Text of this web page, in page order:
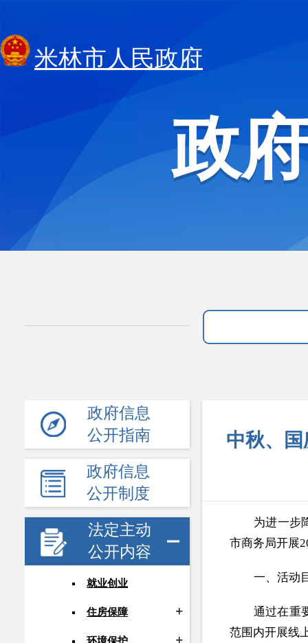
米林市人民政府
政
政府信息
公开指南
政府信息
公开制度
法定主动
公开内容
就业创业
住房保障
中秋、
为进一步
市商务局开展
一、活动
通过在重
范围内开展线